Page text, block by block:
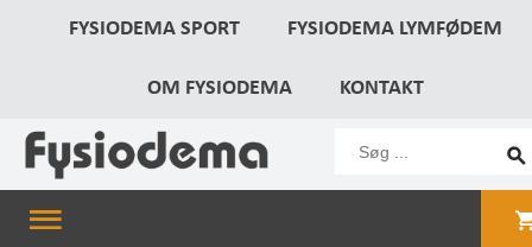
FYSIODEMA SPORT FYSIODEMA LYMFØDEM
OM FYSIODEMA KONTAKT